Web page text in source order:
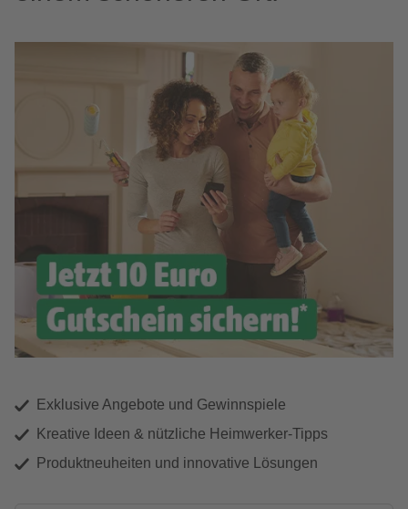
Exklusive Angebote und Gewinnspiele
Kreative Ideen & nützliche Heimwerker-Tipps
Produktneuheiten und innovative Lösungen